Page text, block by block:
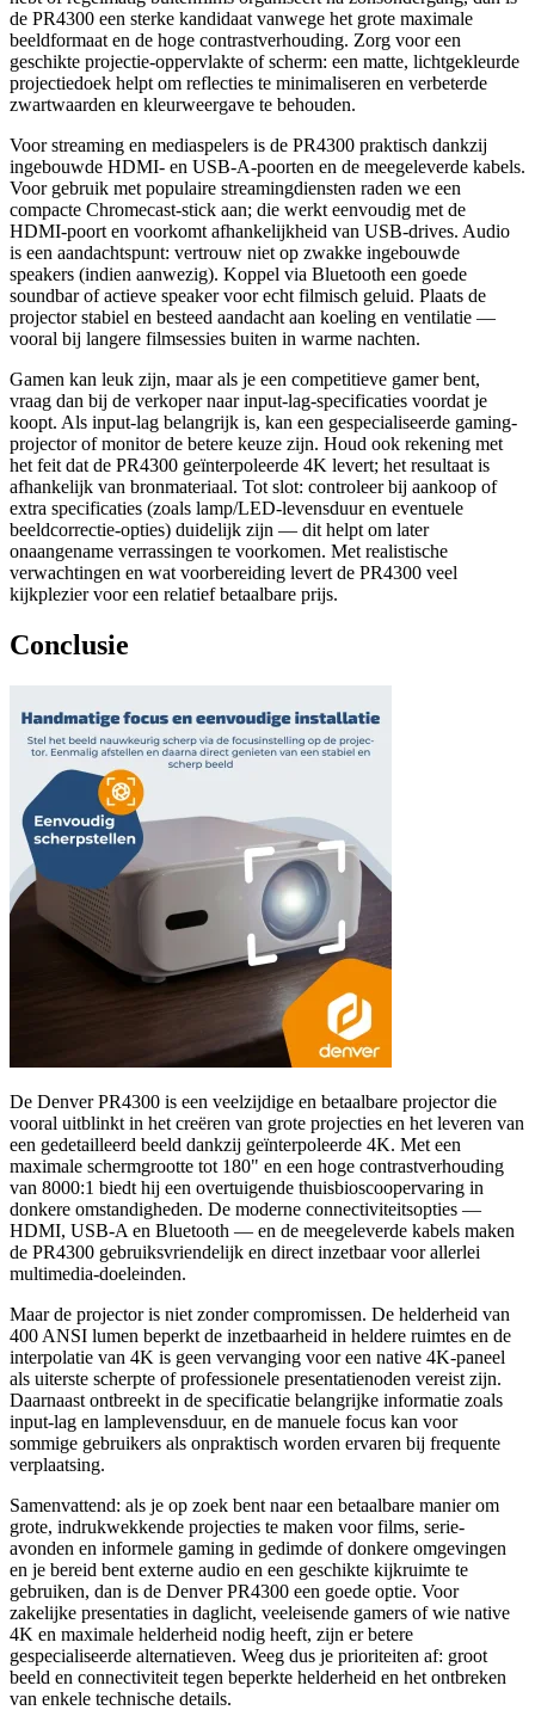
de PR4300 een sterke kandidaat vanwege het grote maximale
beeldformaat en de hoge contrastverhouding. Zorg voor een
geschikte projectie-oppervlakte of scherm: een matte, lichtgekleurde
projectiedoek helpt om reflecties te minimaliseren en verbeterde
zwartwaarden en kleurweergave te behouden.
Voor streaming en mediaspelers is de PR4300 praktisch dankzij
ingebouwde HDMI- en USB-A-poorten en de meegeleverde kabels.
Voor gebruik met populaire streamingdiensten raden we een
compacte Chromecast-stick aan; die werkt eenvoudig met de
HDMI-poort en voorkomt afhankelijkheid van USB-drives. Audio
is een aandachtspunt: vertrouw niet op zwakke ingebouwde
speakers (indien aanwezig). Koppel via Bluetooth een goede
soundbar of actieve speaker voor echt filmisch geluid. Plaats de
projector stabiel en besteed aandacht aan koeling en ventilatie —
vooral bij langere filmsessies buiten in warme nachten.
Gamen kan leuk zijn, maar als je een competitieve gamer bent,
vraag dan bij de verkoper naar input-lag-specificaties voordat je
koopt. Als input-lag belangrijk is, kan een gespecialiseerde gaming-
projector of monitor de betere keuze zijn. Houd ook rekening met
het feit dat de PR4300 geïnterpoleerde 4K levert; het resultaat is
afhankelijk van bronmateriaal. Tot slot: controleer bij aankoop of
extra specificaties (zoals lamp/LED-levensduur en eventuele
beeldcorrectie-opties) duidelijk zijn — dit helpt om later
onaangename verrassingen te voorkomen. Met realistische
verwachtingen en wat voorbereiding levert de PR4300 veel
kijkplezier voor een relatief betaalbare prijs.
Conclusie
De Denver PR4300 is een veelzijdige en betaalbare projector die
vooral uitblinkt in het creëren van grote projecties en het leveren van
een gedetailleerd beeld dankzij geïnterpoleerde 4K. Met een
maximale schermgrootte tot 180" en een hoge contrastverhouding
van 8000:1 biedt hij een overtuigende thuisbioscoopervaring in
donkere omstandigheden. De moderne connectiviteitsopties —
HDMI, USB-A en Bluetooth — en de meegeleverde kabels maken
de PR4300 gebruiksvriendelijk en direct inzetbaar voor allerlei
multimedia-doeleinden.
Maar de projector is niet zonder compromissen. De helderheid van
400 ANSI lumen beperkt de inzetbaarheid in heldere ruimtes en de
interpolatie van 4K is geen vervanging voor een native 4K-paneel
als uiterste scherpte of professionele presentatienoden vereist zijn.
Daarnaast ontbreekt in de specificatie belangrijke informatie zoals
input-lag en lamplevensduur, en de manuele focus kan voor
sommige gebruikers als onpraktisch worden ervaren bij frequente
verplaatsing.
Samenvattend: als je op zoek bent naar een betaalbare manier om
grote, indrukwekkende projecties te maken voor films, serie-
avonden en informele gaming in gedimde of donkere omgevingen
en je bereid bent externe audio en een geschikte kijkruimte te
gebruiken, dan is de Denver PR4300 een goede optie. Voor
zakelijke presentaties in daglicht, veeleisende gamers of wie native
4K en maximale helderheid nodig heeft, zijn er betere
gespecialiseerde alternatieven. Weeg dus je prioriteiten af: groot
beeld en connectiviteit tegen beperkte helderheid en het ontbreken
van enkele technische details.